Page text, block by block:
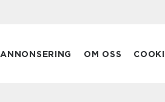
ANNONSERING OM OSS